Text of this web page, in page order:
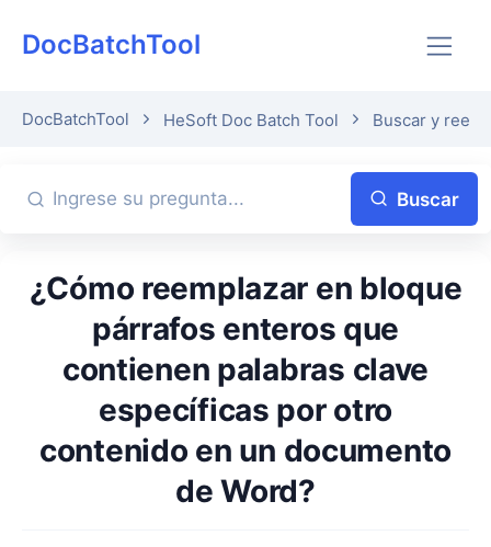
DocBatchTool
DocBatchTool HeSoft Doc Batch Tool Buscar y
Buscar
¿Cómo reemplazar en bloque
párrafos enteros que
contienen palabras clave
específicas por otro
contenido en un documento
de Word?